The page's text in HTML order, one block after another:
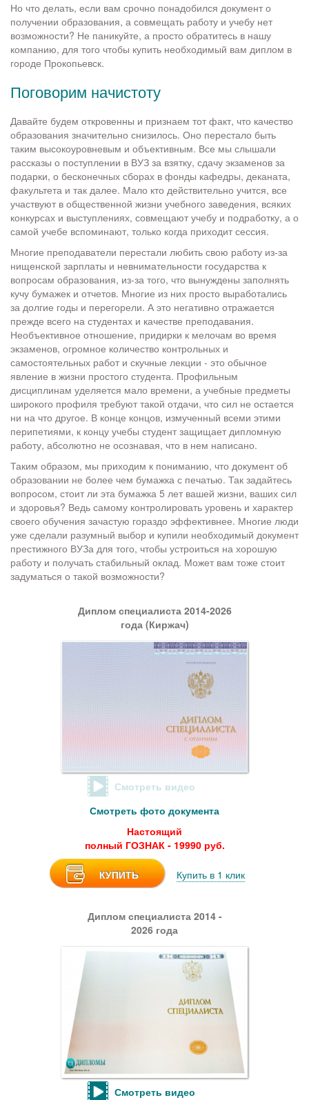
Но что делать, если вам срочно понадобился документ о
получении образования, а совмещать работу и учебу нет
возможности? Не паникуйте, а просто обратитесь в нашу
компанию, для того чтобы купить необходимый вам диплом в
городе Прокопьевск.
Поговорим начистоту
Давайте будем откровенны и признаем тот факт, что качество
образования значительно снизилось. Оно перестало быть
таким высокоуровневым и объективным. Все мы слышали
рассказы о поступлении в ВУЗ за взятку, сдачу экзаменов за
подарки, о бесконечных сборах в фонды кафедры, деканата,
факультета и так далее. Мало кто действительно учится, все
участвуют в общественной жизни учебного заведения, всяких
конкурсах и выступлениях, совмещают учебу и подработку, а о
самой учебе вспоминают, только когда приходит сессия.
Многие преподаватели перестали любить свою работу из-за
нищенской зарплаты и невнимательности государства к
вопросам образования, из-за того, что вынуждены заполнять
кучу бумажек и отчетов. Многие из них просто выработались
за долгие годы и перегорели. А это негативно отражается
прежде всего на студентах и качестве преподавания.
Необъективное отношение, придирки к мелочам во время
экзаменов, огромное количество контрольных и
самостоятельных работ и скучные лекции - это обычное
явление в жизни простого студента. Профильным
дисциплинам уделяется мало времени, а учебные предметы
широкого профиля требуют такой отдачи, что сил не остается
ни на что другое. В конце концов, измученный всеми этими
перипетиями, к концу учебы студент защищает дипломную
работу, абсолютно не осознавая, что в нем написано.
Таким образом, мы приходим к пониманию, что документ об
образовании не более чем бумажка с печатью. Так задайтесь
вопросом, стоит ли эта бумажка 5 лет вашей жизни, ваших сил
и здоровья? Ведь самому контролировать уровень и характер
своего обучения зачастую гораздо эффективнее. Многие люди
уже сделали разумный выбор и купили необходимый документ
престижного ВУЗа для того, чтобы устроиться на хорошую
работу и получать стабильный оклад. Может вам тоже стоит
задуматься о такой возможности?
Диплом специалиста 2014-2026
года (Киржач)
Смотреть видео
Смотреть фото документа
Настоящий
полный ГОЗНАК - 19990 руб.
КУПИТЬ Купить в 1 клик
Диплом специалиста 2014 -
2026 года
Смотреть видео